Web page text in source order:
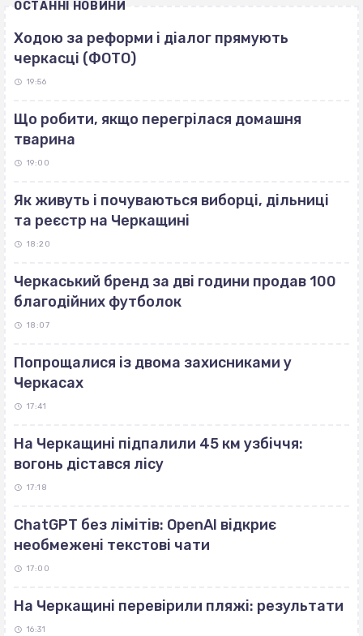
ОСТАННІ НОВИНИ
Ходою за реформи і діалог прямують
черкасці (ФОТО)
19:56
Що робити, якщо перегрілася домашня
тварина
19:00
Як живуть і почуваються виборці, дільниці
та реєстр на Черкащині
18:20
Черкаський бренд за дві години продав 100
благодійних футболок
18:07
Попрощалися із двома захисниками у
Черкасах
17:41
На Черкащині підпалили 45 км узбіччя:
вогонь дістався лісу
17:18
ChatGPT без лімітів: OpenAI відкриє
необмежені текстові чати
17:00
На Черкащині перевірили пляжі: результати
16:31